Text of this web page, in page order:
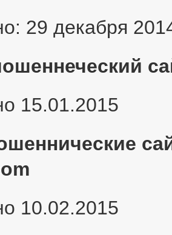
29 декабря
15.01.2015
10.02.2015